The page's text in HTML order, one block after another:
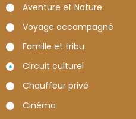
Aventure et Nature
Voyage accompagné
Famille et tribu
Circuit culturel
Chauffeur privé
Cinéma